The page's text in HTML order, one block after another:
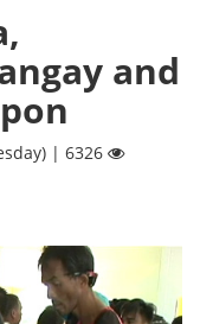
and
| 6326